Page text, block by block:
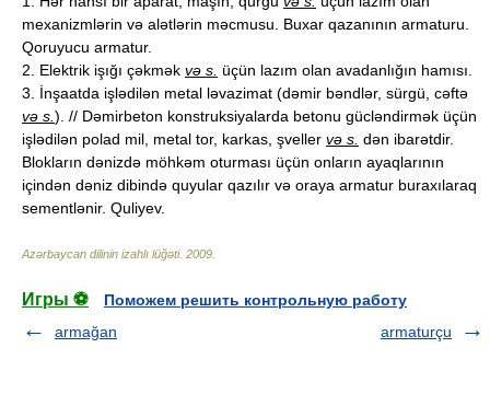
mexanizmlərin və alətlərin məcmusu. Buxar qazanının armaturu.
Qoruyucu armatur.
2. Elektrik işığı çəkmək və s. üçün lazım olan avadanlığın hamısı.
3. İnşaatda işlədilən metal ləvazimat (dəmir bəndlər, sürgü, cəftə
və s. ). // Dəmirbeton konstruksiyalarda betonu gücləndirmək üçün
işlədilən polad mil, metal tor, karkas, şveller və s. dən ibarətdir.
Blokların dənizdə möhkəm oturması üçün onların ayaqlarının
içindən dəniz dibində quyular qazılır və oraya armatur buraxılaraq
sementlənir. Quliyev.
Azərbaycan dilinin izahlı lüğəti. 2009
Игры ⚽
Поможем решить контрольную работу
armağan
armaturçu